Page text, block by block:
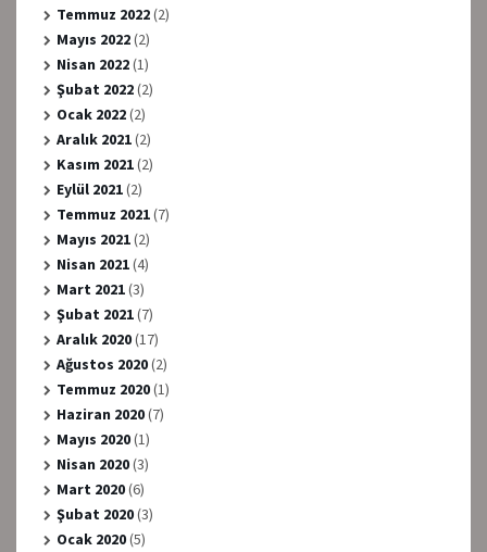
Temmuz 2022(2)
Mayıs 2022(2)
Nisan 2022(1)
Şubat 2022(2)
Ocak 2022(2)
Aralık 2021(2)
Kasım 2021(2)
Eylül 2021(2)
Temmuz 2021(7)
Mayıs 2021(2)
Nisan 2021(4)
Mart 2021(3)
Şubat 2021(7)
Aralık 2020(17)
Ağustos 2020(2)
Temmuz 2020(1)
Haziran 2020(7)
Mayıs 2020(1)
Nisan 2020(3)
Mart 2020(6)
Şubat 2020(3)
Ocak 2020(5)